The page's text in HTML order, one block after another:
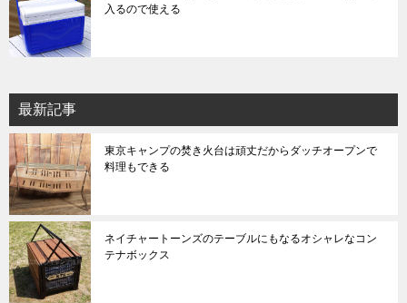
入るので使える
最新記事
東京キャンプの焚き火台は頑丈だからダッチオープンで
料理もできる
ネイチャートーンズのテーブルにもなるオシャレなコン
テナボックス